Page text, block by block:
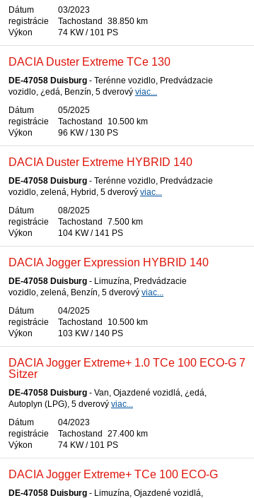
Dátum
registrácie
03/2023
Tachostand
38.850 km
Výkon
74 KW / 101 PS
DACIA Duster Extreme TCe 130
DE-47058 Duisburg - Terénne vozidlo, Predvádzacie
vozidlo, ¿edá, Benzín, 5 dverový viac...
Dátum
registrácie
05/2025
Tachostand
10.500 km
Výkon
96 KW / 130 PS
DACIA Duster Extreme HYBRID 140
DE-47058 Duisburg - Terénne vozidlo, Predvádzacie
vozidlo, zelená, Hybrid, 5 dverový viac...
Dátum
registrácie
08/2025
Tachostand
7.500 km
Výkon
104 KW / 141 PS
DACIA Jogger Expression HYBRID 140
DE-47058 Duisburg - Limuzína, Predvádzacie
vozidlo, zelená, Benzín, 5 dverový viac...
Dátum
registrácie
04/2025
Tachostand
10.500 km
Výkon
103 KW / 140 PS
DACIA Jogger Extreme+ 1.0 TCe 100 ECO-G 7
Sitzer
DE-47058 Duisburg - Van, Ojazdené vozidlá, ¿edá,
Autoplyn (LPG), 5 dverový viac...
Dátum
registrácie
04/2023
Tachostand
27.400 km
Výkon
74 KW / 101 PS
DACIA Jogger Extreme+ TCe 100 ECO-G
DE-47058 Duisburg - Limuzína, Ojazdené vozidlá,